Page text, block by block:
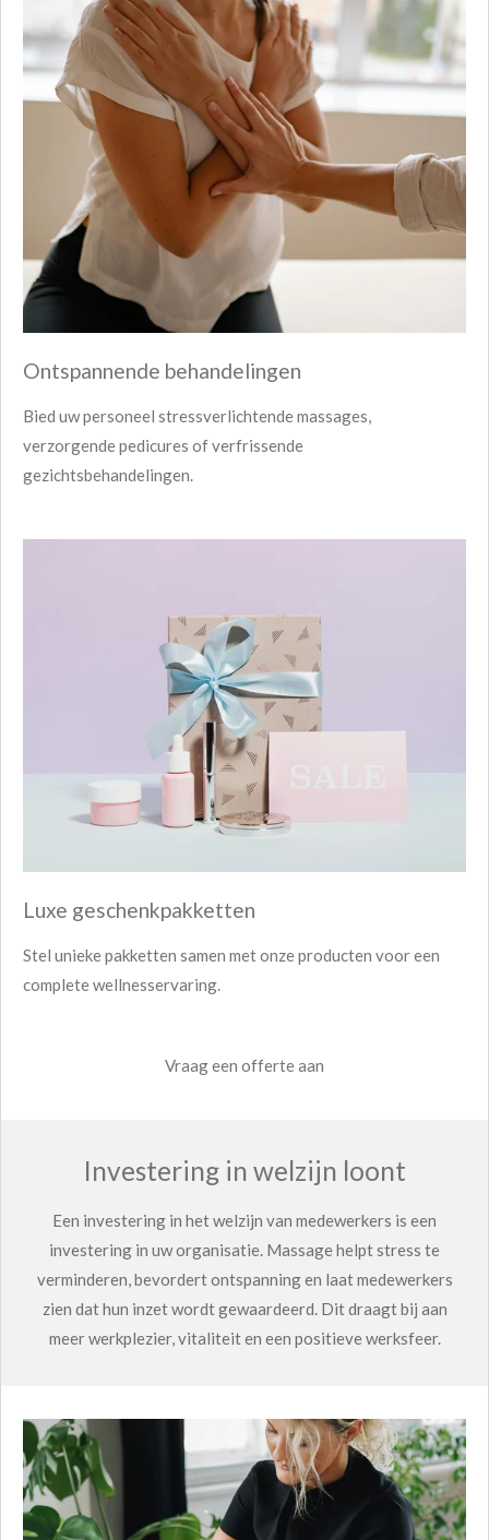
Ontspannende behandelingen
Bied uw personeel stressverlichtende massages,
verzorgende pedicures of verfrissende
gezichtsbehandelingen.
Luxe geschenkpakketten
Stel unieke pakketten samen met onze producten voor een
complete wellnesservaring.
Vraag een offerte aan
Investering in welzijn loont
Een investering in het welzijn van medewerkers is een
investering in uw organisatie. Massage helpt stress te
verminderen, bevordert ontspanning en laat medewerkers
zien dat hun inzet wordt gewaardeerd. Dit draagt bij aan
meer werkplezier, vitaliteit en een positieve werksfeer.